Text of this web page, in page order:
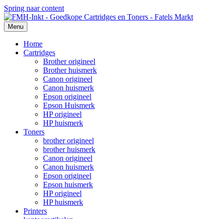
Spring naar content
Menu
Home
Cartridges
Brother origineel
Brother huismerk
Canon origineel
Canon huismerk
Epson origineel
Epson Huismerk
HP origineel
HP huismerk
Toners
brother origineel
brother huismerk
Canon origineel
Canon huismerk
Epson origineel
Epson huismerk
HP origineel
HP huismerk
Printers